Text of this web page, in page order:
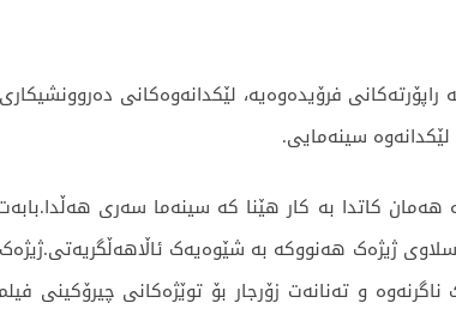
فرۆیدەوەیە، لێکدانەوەکانی
سینەمایی.
کاتدا بە کار هێنا کە سینەما سەری
ژیژەک هەنووکە بە شێوەیەک
و تەنانەت زۆرجار بۆ توێژەکانی چیرۆکینی